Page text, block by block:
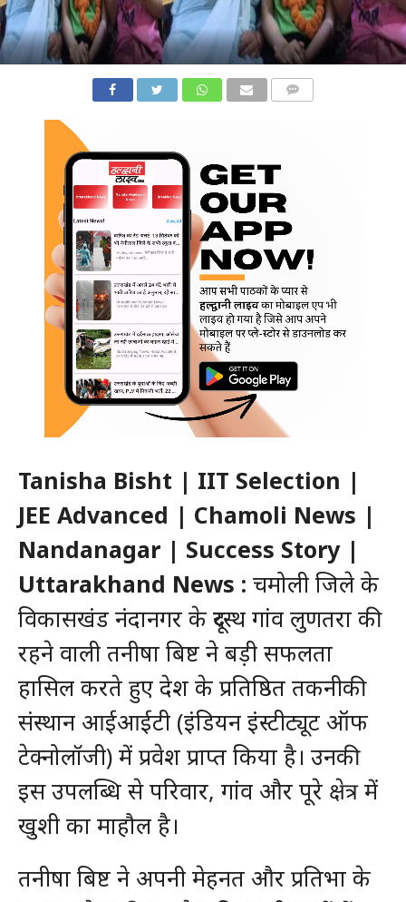
Tanisha Bisht | IIT Selection |
JEE Advanced | Chamoli News |
Nandanagar | Success Story |
Uttarakhand News : चमोली जिले के
विकासखंड नंदानगर के दूरस्थ गांव लुणतरा की
रहने वाली तनीषा बिष्ट ने बड़ी सफलता
हासिल करते हुए देश के प्रतिष्ठित तकनीकी
संस्थान आईआईटी (इंडियन इंस्टीट्यूट ऑफ
टेक्नोलॉजी) में प्रवेश प्राप्त किया है। उनकी
इस उपलब्धि से परिवार, गांव और पूरे क्षेत्र में
खुशी का माहौल है।
तनीषा बिष्ट ने अपनी मेहनत और प्रतिभा के